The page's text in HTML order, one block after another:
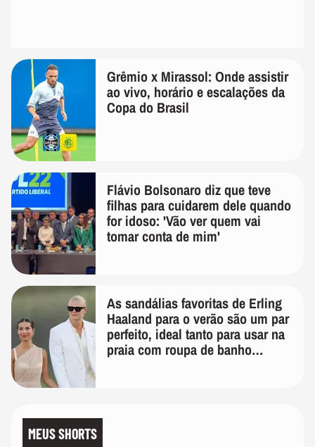
Grêmio x Mirassol: Onde assistir
ao vivo, horário e escalações da
Copa do Brasil
Flávio Bolsonaro diz que teve
filhas para cuidarem dele quando
for idoso: 'Vão ver quem vai
tomar conta de mim'
As sandálias favoritas de Erling
Haaland para o verão são um par
perfeito, ideal tanto para usar na
praia com roupa de banho
MEUS SHORTS